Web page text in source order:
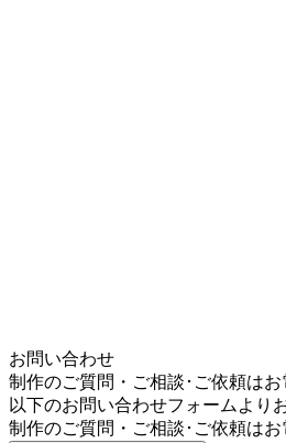
お問い合わせ
制作のご質問・ご相談･ご依頼はお
以下のお問い合わせフォームより
制作のご質問・ご相談･ご依頼は